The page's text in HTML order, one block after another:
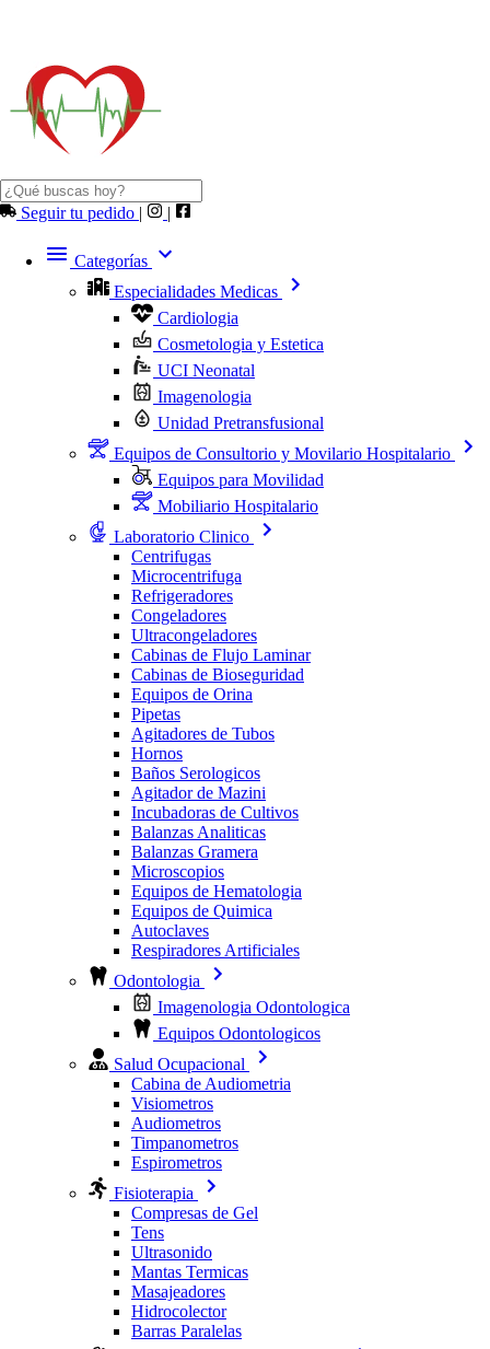
Seguir tu pedido | |
Categorías
Especialidades Medicas
Cardiologia
Cosmetologia y Estetica
UCI Neonatal
Imagenologia
Unidad Pretransfusional
Equipos de Consultorio y Movilario Hospitalario
Equipos para Movilidad
Mobiliario Hospitalario
Laboratorio Clinico
Centrifugas
Microcentrifuga
Refrigeradores
Congeladores
Ultracongeladores
Cabinas de Flujo Laminar
Cabinas de Bioseguridad
Equipos de Orina
Pipetas
Agitadores de Tubos
Hornos
Baños Serologicos
Agitador de Mazini
Incubadoras de Cultivos
Balanzas Analiticas
Balanzas Gramera
Microscopios
Equipos de Hematologia
Equipos de Quimica
Autoclaves
Respiradores Artificiales
Odontologia
Imagenologia Odontologica
Equipos Odontologicos
Salud Ocupacional
Cabina de Audiometria
Visiometros
Audiometros
Timpanometros
Espirometros
Fisioterapia
Compresas de Gel
Tens
Ultrasonido
Mantas Termicas
Masajeadores
Hidrocolector
Barras Paralelas